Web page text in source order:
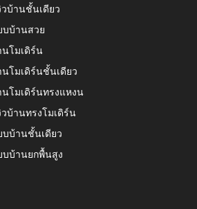
บ้านชั้นเดียว
บบ้านสวย
โมเดิร์น
โมเดิร์นชั้นเดียว
โมเดิร์นทรงแหงน
บ้านทรงโมเดิร์น
บบ้านชั้นเดียว
บบ้านยกพื้นสูง